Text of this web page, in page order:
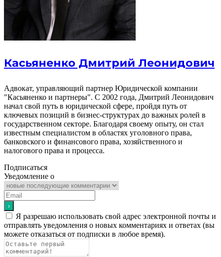
Касьяненко Дмитрий Леонидович
Адвокат, управляющий партнер Юридической компании
"Касьяненко и партнеры". С 2002 года, Дмитрий Леонидович
начал свой путь в юридической сфере, пройдя путь от
ключевых позиций в бизнес-структурах до важных ролей в
государственном секторе. Благодаря своему опыту, он стал
известным специалистом в областях уголовного права,
банковского и финансового права, хозяйственного и
налогового права и процесса.
Подписаться
Уведомление о
Я разрешаю использовать свой адрес электронной почты и
отправлять уведомления о новых комментариях и ответах (вы
можете отказаться от подписки в любое время).